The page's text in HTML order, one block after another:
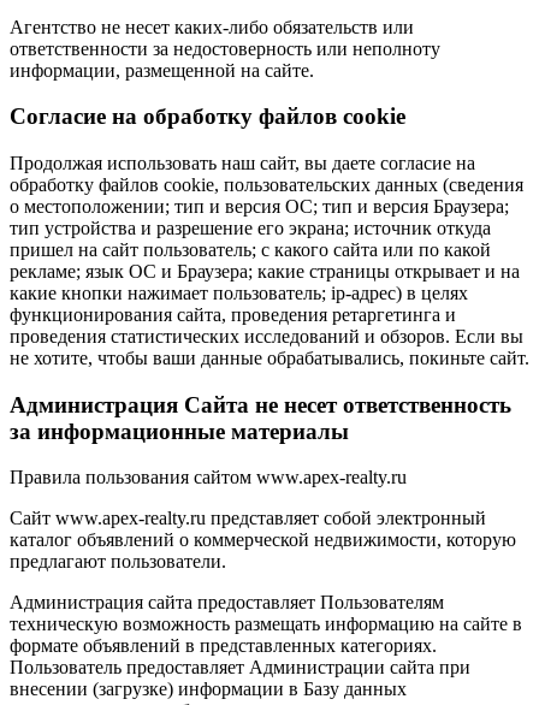
Агентство не несет каких-либо обязательств или
ответственности за недостоверность или неполноту
информации, размещенной на сайте.
Cогласие на обработку файлов cookie
Продолжая использовать наш сайт, вы даете согласие на
обработку файлов cookie, пользовательских данных (сведения
о местоположении; тип и версия ОС; тип и версия Браузера;
тип устройства и разрешение его экрана; источник откуда
пришел на сайт пользователь; с какого сайта или по какой
рекламе; язык ОС и Браузера; какие страницы открывает и на
какие кнопки нажимает пользователь; ip-адрес) в целях
функционирования сайта, проведения ретаргетинга и
проведения статистических исследований и обзоров. Если вы
не хотите, чтобы ваши данные обрабатывались, покиньте сайт.
Администрация Сайта не несет ответственность
за информационные материалы
Правила пользования сайтом www.apex-realty.ru
Сайт www.apex-realty.ru представляет собой электронный
каталог объявлений о коммерческой недвижимости, которую
предлагают пользователи.
Администрация сайта предоставляет Пользователям
техническую возможность размещать информацию на сайте в
формате объявлений в представленных категориях.
Пользователь предоставляет Администрации сайта при
внесении (загрузке) информации в Базу данных